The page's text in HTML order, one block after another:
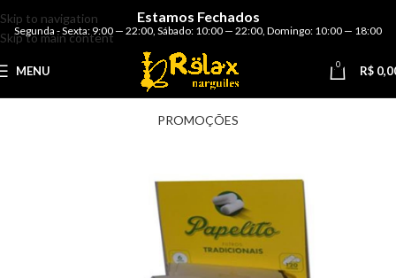
Skip to navigation
Skip to main content
Estamos Fechados
Segunda - Sexta: 9:00 — 22:00 Sábado: 10:00 — 22:00 Domingo: 10:00 — 18:00
MENU 0 R$
PROMOÇÕES